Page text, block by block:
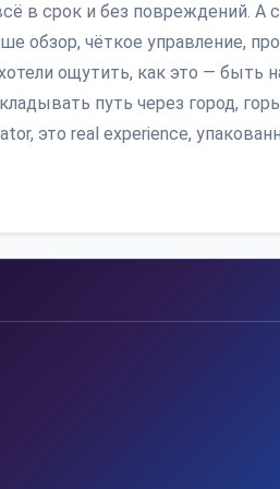
в срок и без повреждений. А
обзор, чёткое управление,
ощутить, как это — быть
путь через город,
это real experience,